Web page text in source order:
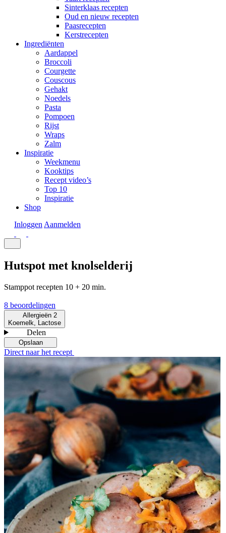
Sinterklaas recepten
Oud en nieuw recepten
Paasrecepten
Kerstrecepten
Ingrediënten
Aardappel
Broccoli
Courgette
Couscous
Gehakt
Noedels
Pasta
Pompoen
Rijst
Wraps
Zalm
Inspiratie
Weekmenu
Kooktips
Recept video’s
Top 10
Inspiratie
Shop
Inloggen Aanmelden
Hutspot met knolselderij
Stamppot recepten 10 + 20 min.
8 beoordelingen
Allergieën 2
Koemelk, Lactose
Delen
Opslaan
Direct naar het recept